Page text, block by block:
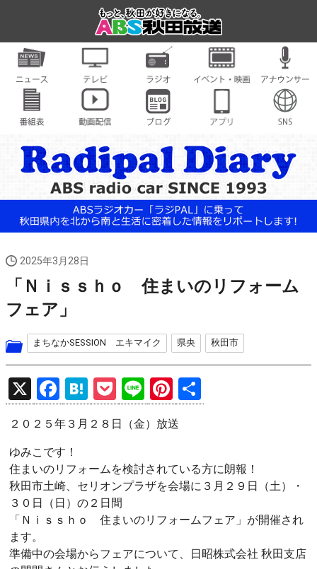
2025年3月28日
「Ｎｉｓｓｈｏ 住まいのリフォーム
フェア」
まちなかSESSION エキマイク 県央 秋田市
X
F
a
ce
b
o
o
k
H
at
e
a
P
o
ck
et
Li
n
e
Pi
nt
er
t
有
２０２５年３月２８日（金）放送
ゆみこです！
住まいのリフォームを検討されている方に朗報！
秋田市土崎、セリオンプラザを会場に３月２９日（土）・
３０日（日）の２日間
「Ｎｉｓｓｈｏ 住まいのリフォームフェア」が開催され
ます。
準備中の会場からフェアについて、日昭株式会社 秋田支店